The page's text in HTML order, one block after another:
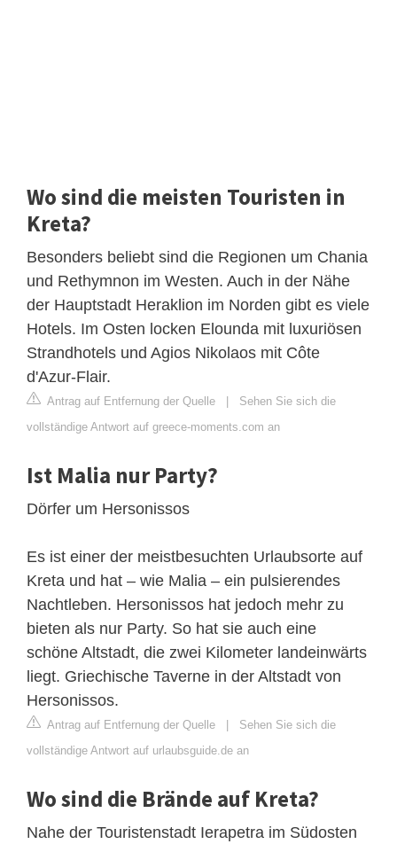
Wo sind die meisten Touristen in
Kreta?
Besonders beliebt sind die Regionen um Chania
und Rethymnon im Westen. Auch in der Nähe
der Hauptstadt Heraklion im Norden gibt es viele
Hotels. Im Osten locken Elounda mit luxuriösen
Strandhotels und Agios Nikolaos mit Côte
d'Azur-Flair.
Antrag auf Entfernung der Quelle | Sehen Sie sich die
vollständige Antwort auf greece-moments.com an
Ist Malia nur Party?
Dörfer um Hersonissos
Es ist einer der meistbesuchten Urlaubsorte auf
Kreta und hat – wie Malia – ein pulsierendes
Nachtleben. Hersonissos hat jedoch mehr zu
bieten als nur Party. So hat sie auch eine
schöne Altstadt, die zwei Kilometer landeinwärts
liegt. Griechische Taverne in der Altstadt von
Hersonissos.
Antrag auf Entfernung der Quelle | Sehen Sie sich die
vollständige Antwort auf urlaubsguide.de an
Wo sind die Brände auf Kreta?
Nahe der Touristenstadt Ierapetra im Südosten